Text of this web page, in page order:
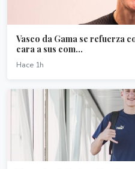
Vasco da Gama se refuerza
cara a sus com...
Hace 1h